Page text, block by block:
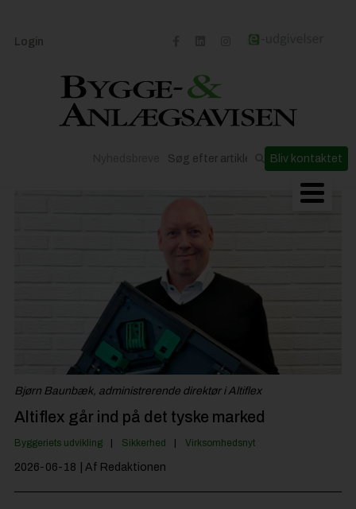
Login
Bliv kontaktet
Til Håndværkeren
Jobportal
Bjørn Baunbæk, administrerende direktør i Altiflex
Altiflex går ind på det tyske marked
Byggeriets udvikling Sikkerhed Virksomhedsnyt
2026-06-18 | Af Redaktionen